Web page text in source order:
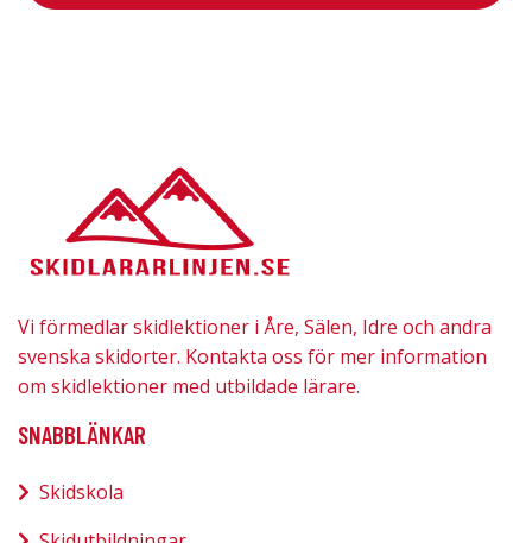
Vi förmedlar skidlektioner i Åre, Sälen, Idre och andra
svenska skidorter. Kontakta oss för mer information
om skidlektioner med utbildade lärare.
SNABBLÄNKAR
Skidskola